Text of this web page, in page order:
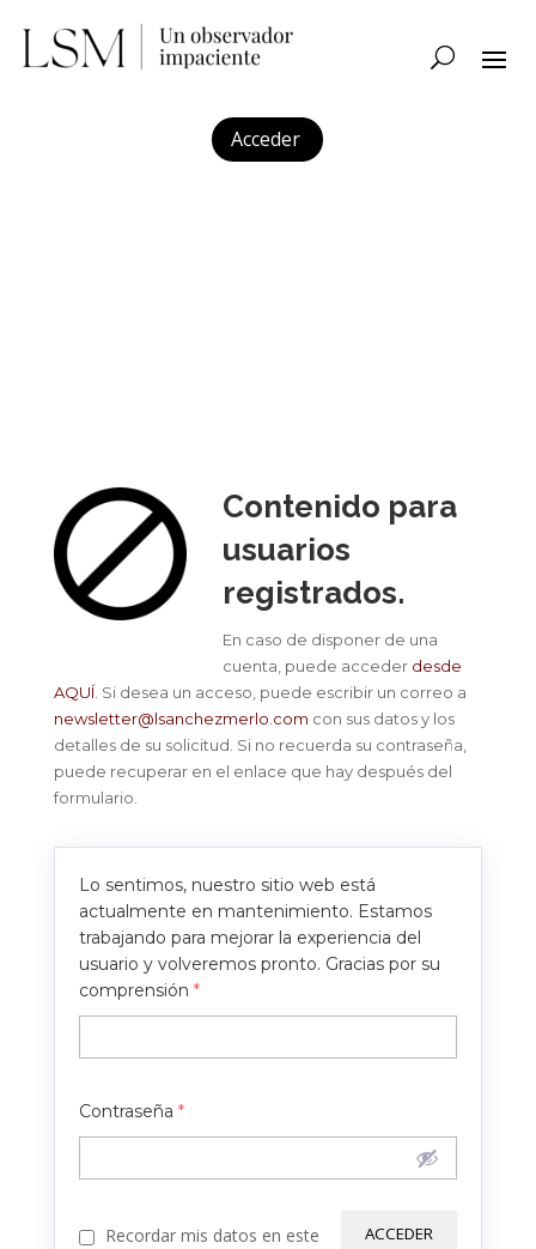
Acceder
Contenido para
usuarios
registrados.
En caso de disponer de una
cuenta, puede acceder desde
AQUÍ. Si desea un acceso, puede escribir un correo a
newsletter@lsanchezmerlo.com con sus datos y los
detalles de su solicitud. Si no recuerda su contraseña,
puede recuperar en el enlace que hay después del
formulario.
Lo sentimos, nuestro sitio web está
actualmente en mantenimiento. Estamos
trabajando para mejorar la experiencia del
usuario y volveremos pronto. Gracias por su
comprensión *
Contraseña *
Recordar mis datos en este